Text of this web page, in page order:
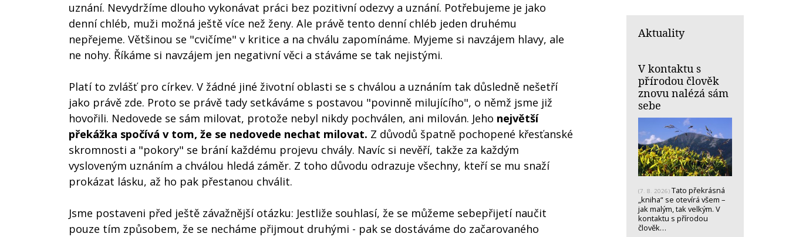
uznání. Nevydržíme dlouho vykonávat práci bez pozitivní odezvy a uznání. Potřebujeme je jako
denní chléb, muži možná ještě více než ženy. Ale právě tento denní chléb jeden druhému
nepřejeme. Většinou se "cvičíme" v kritice a na chválu zapomínáme. Myjeme si navzájem hlavy, ale
ne nohy. Říkáme si navzájem jen negativní věci a stáváme se tak nejistými.
Platí to zvlášť pro církev. V žádné jiné životní oblasti se s chválou a uznáním tak důsledně nešetří
jako právě zde. Proto se právě tady setkáváme s postavou "povinně milujícího", o němž jsme již
hovořili. Nedovede se sám milovat, protože nebyl nikdy pochválen, ani milován. Jeho největší
překážka spočívá v tom, že se nedovede nechat milovat. Z důvodů špatně pochopené křesťanské
skromnosti a "pokory" se brání každému projevu chvály. Navíc si nevěří, takže za každým
vysloveným uznáním a chválou hledá záměr. Z toho důvodu odrazuje všechny, kteří se mu snaží
prokázat lásku, až ho pak přestanou chválit.
Jsme postaveni před ještě závažnější otázku: Jestliže souhlasí, že se můžeme sebepřijetí naučit
pouze tím způsobem, že se necháme přijmout druhými - pak se dostáváme do začarovaného
Aktuality
V kontaktu s
přírodou člověk
znovu nalézá sám
sebe
(7. 8. 2026) Tato překrásná
„kniha“ se otevírá všem –
jak malým, tak velkým. V
kontaktu s přírodou
člověk…